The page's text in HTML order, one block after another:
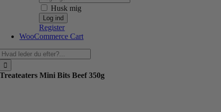
Husk mig
Register
WooCommerce Cart
Treateaters Mini Bits Beef 350g